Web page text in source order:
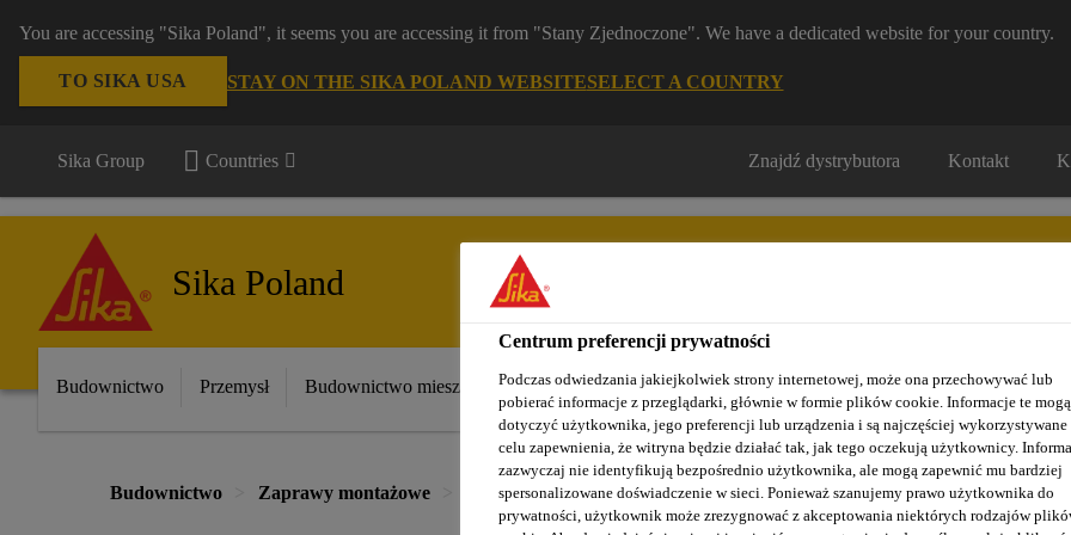
You are accessing "Sika Poland", it seems you are accessing it from "Stany Zjednoczone". We have a dedicated website for your country.
TO SIKA USA STAY ON THE SIKA POLAND WEBSITESELECT A COUNTRY
Sika Group Countries Znajdź dystrybutora Kontakt
Sika Poland
Budownictwo Przemysł Budownictwo mieszkaniowe Nasze realizacje Baza wiedzy / Dokumentacja Szkolenia
Budownictwo Zaprawy montażowe SikaRep®-4 K
Centrum preferencji prywatności
Podczas odwiedzania jakiejkolwiek strony internetowej, może ona przechowywać lub
pobierać informacje z przeglądarki, głównie w formie plików cookie. Informacje te mogą
dotyczyć użytkownika, jego preferencji lub urządzenia i są najczęściej wykorzystywane
celu zapewnienia, że witryna będzie działać tak, jak tego oczekują użytkownicy.
zazwyczaj nie identyfikują bezpośrednio użytkownika, ale mogą zapewnić mu bardziej
spersonalizowane doświadczenie w sieci. Ponieważ szanujemy prawo użytkownika do
prywatności, użytkownik może zrezygnować z akceptowania niektórych rodzajów